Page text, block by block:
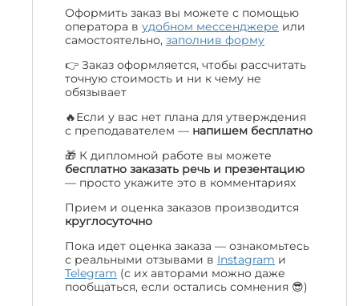
Оформить заказ вы можете с помощью
оператора в удобном мессенджере или
самостоятельно, заполнив форму
👉 Заказ оформляется, чтобы рассчитать
точную стоимость и ни к чему не
обязывает
🔥Если у вас нет плана для утверждения
с преподавателем — напишем бесплатно
🎁 К дипломной работе вы можете
бесплатно заказать речь и презентацию
— просто укажите это в комментариях
Прием и оценка заказов производится
круглосуточно
Пока идет оценка заказа — ознакомьтесь
с реальными отзывами в Instagram и
Telegram (с их авторами можно даже
пообщаться, если остались сомнения 😎)